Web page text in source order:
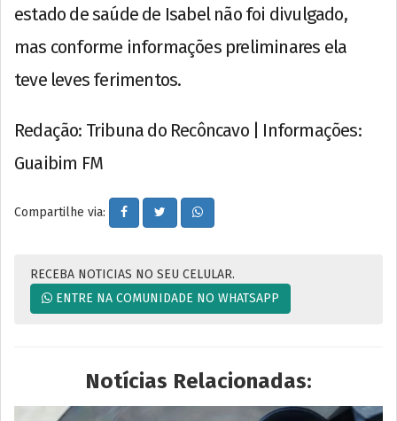
estado de saúde de Isabel não foi divulgado,
mas conforme informações preliminares ela
teve leves ferimentos.
Redação: Tribuna do Recôncavo | Informações:
Guaibim FM
Compartilhe via:
RECEBA NOTICIAS NO SEU CELULAR.
ENTRE NA COMUNIDADE NO WHATSAPP
Notícias Relacionadas: